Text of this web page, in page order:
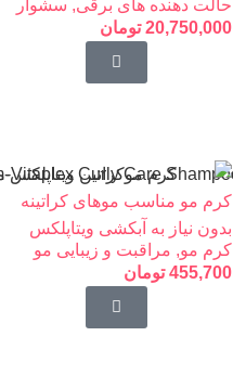
حالت دهنده های برقی, سشوار
20,750,000 تومان
کرم مو مناسب موهای کراتینه
بدون نیاز به آبکشی ویتاپلکس
کرم مو, مراقبت و زیبایی مو
455,700 تومان